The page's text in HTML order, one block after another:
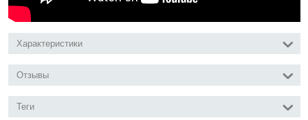
Характеристики
Отзывы
Теги